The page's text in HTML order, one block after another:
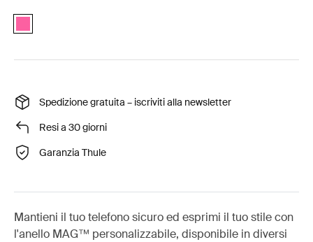
Spedizione gratuita – iscriviti alla newsletter
Resi a 30 giorni
Garanzia Thule
Mantieni il tuo telefono sicuro ed esprimi il tuo stile con
l'anello MAG™ personalizzabile, disponibile in diversi